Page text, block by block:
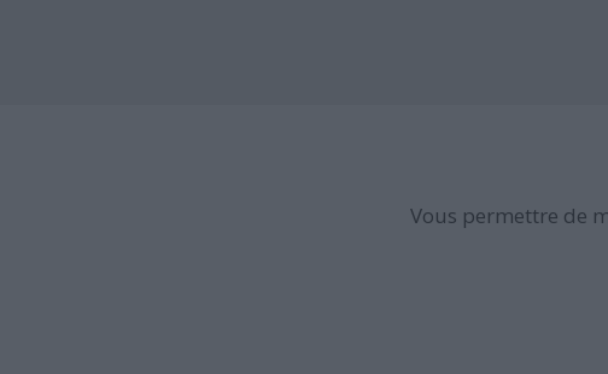
Vous permettre de